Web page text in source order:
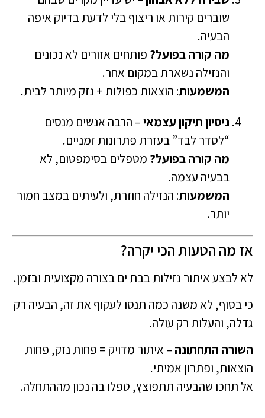
שוברים קירות או ריצוף בלי לדעת בדיוק איפה
הבעיה.
מה קורה בפועל? פותחים אזורים לא נכונים
והנזילה נשארת במקום אחר.
המשמעות: הוצאות כפולות + נזק מיותר לבית.
ניסיון תיקון עצמאי– הרבה אנשים מנסים
“לסדר לבד” בעזרת פתרונות זמניים.
מה קורה בפועל? מטפלים בסימפטום, לא
בבעיה עצמה.
המשמעות: הנזילה חוזרת, ולעיתים במצב חמור
יותר.
אז מה הטעות הכי יקרה?
לא לבצע איתור נזילות בבת ים בצורה מקצועית ובזמן.
כי בסוף, לא משנה כמה תנסו לעקוף את זה, הבעיה רק
גדלה, והעלות רק עולה.
השורה התחתונה – איתור מדויק = פחות נזק, פחות
הוצאות, ופתרון אמיתי.
אל תחכו שהבעיה תתפוצץ, טפלו בה נכון מההתחלה.